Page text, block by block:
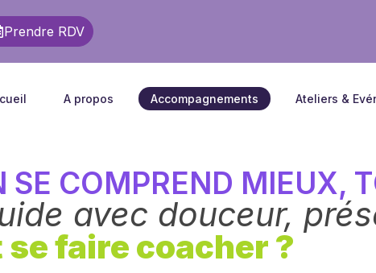
Prendre RDV
A propos Accompagnements Ateliers &
SE COMPREND MIEUX,
avec douceur,
faire coacher ?